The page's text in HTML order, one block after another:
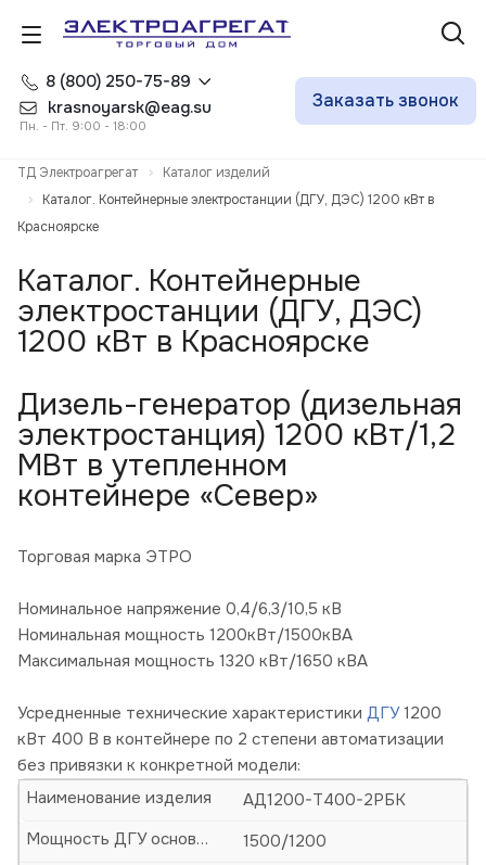
8 (800) 250-75-89
krasnoyarsk@eag.su
Пн. - Пт. 9:00 - 18:00
Заказать звонок
ТД Электроагрегат
Каталог изделий
Каталог. Контейнерные электростанции (ДГУ, ДЭС) 1200 кВт в
Красноярске
Каталог. Контейнерные
электростанции (ДГУ, ДЭС)
1200 кВт в Красноярске
Дизель-генератор (дизельная
электростанция) 1200 кВт/1,2
МВт в утепленном
контейнере «Север»
Торговая марка ЭТРО
Номинальное напряжение 0,4/6,3/10,5 кВ
Номинальная мощность 1200кВт/1500кВА
Максимальная мощность 1320 кВт/1650 кВА
Усредненные технические характеристики ДГУ1200
кВт 400 В в контейнере по 2 степени автоматизации
без привязки к конкретной модели:
АД1200-Т400-2РБК
Наименование изделия
1500/1200
Мощность ДГУ основная (кВА/кВт)